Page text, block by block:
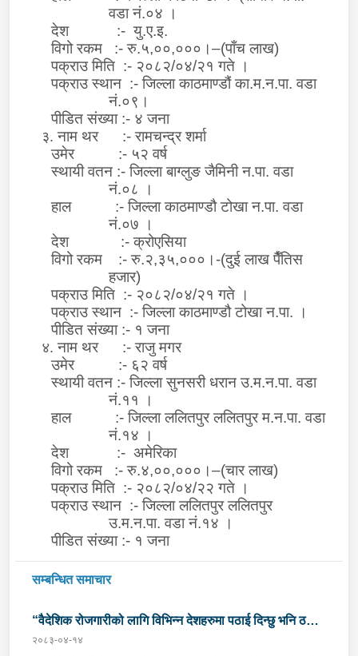
वडा नं.०४ ।
देश :- यु.ए.इ.
विगो रकम :- रु.५,००,०००।–(पाँच लाख)
पक्राउ मिति :- २०८२/०४/२१ गते ।
पक्राउ स्थान :- जिल्ला काठमाण्डौं का.म.न.पा. वडा
नं.०९।
पीडित संख्या :- ४ जना
३.नाम थर :- रामचन्द्र शर्मा
उमेर
:- ५२वर्ष
स्थायी वतन :-जिल्ला बाग्लुङ जैमिनी न.पा. वडा
नं.०८ ।
हाल :- जिल्ला काठमाण्डौ टोखा न.पा. वडा
नं.०७ ।
देश
:- क्रोएसिया
विगो रकम :-रु.२,३५,०००।-(दुई लाख पैँतिस
हजार)
पक्राउ मिति :- २०८२/०४/२१ गते ।
पक्राउ स्थान :- जिल्ला काठमाण्डौ टोखा न.पा. ।
पीडित संख्या :- १जना
४.नाम थर :- राजु मगर
उमेर :- ६२ वर्ष
स्थायी वतन :- जिल्ला सुनसरी धरान उ.म.न.पा. वडा
नं.११ ।
हाल :- जिल्ला ललितपुर ललितपुर म.न.पा. वडा
नं.१४ ।
देश :- अमेरिका
विगो रकम :- रु.४,००,०००।–(चार लाख)
पक्राउ मिति :- २०८२/०४/२२ गते ।
पक्राउ स्थान :- जिल्ला ललितपुर ललितपुर
उ.म.न.पा. वडा नं.१४ ।
पीडित संख्या :- १ जना
सम्बन्धित समाचार
“वैदेशिक रोजगारीको लागि विभिन्न देशहरुमा पठाई दिन्छु भनि ठगी
गर्ने व्यक्तिहरु पक्राउ"
२०८३-०४-१४